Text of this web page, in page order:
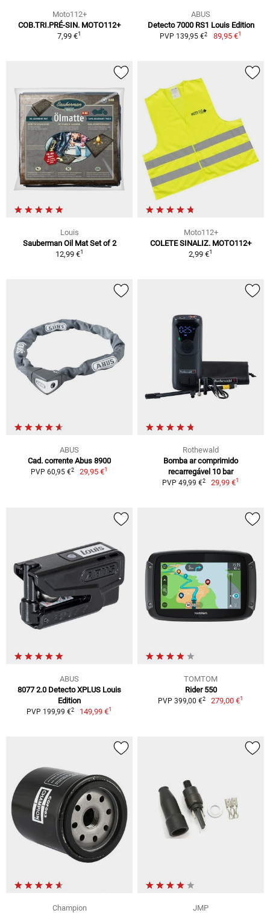
Moto112+
COB.TRI.PRÉ-SIN. MOTO112+
7,99 €1
ABUS
Detecto 7000 RS1 Louis Edition
PVP 139,95 €2 89,95 €1
Louis
Sauberman Oil Mat Set of 2
12,99 €1
Moto112+
COLETE SINALIZ. MOTO112+
2,99 €1
ABUS
Cad. corrente Abus 8900
PVP 60,95 €2 29,95 €1
Rothewald
Bomba ar comprimido
recarregável 10 bar
PVP 49,99 €2 29,99 €1
ABUS
8077 2.0 Detecto XPLUS Louis
Edition
PVP 199,99 €2 149,99 €1
TOMTOM
Rider 550
PVP 399,00 €2 279,00 €1
Champion
JMP